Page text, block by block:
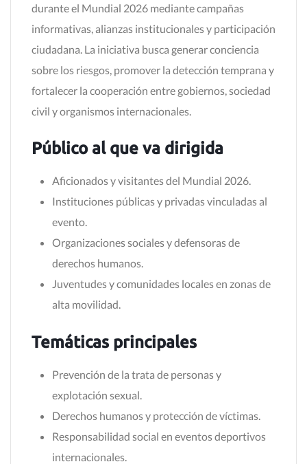
durante el Mundial 2026 mediante campañas
informativas, alianzas institucionales y participación
ciudadana. La iniciativa busca generar conciencia
sobre los riesgos, promover la detección temprana y
fortalecer la cooperación entre gobiernos, sociedad
civil y organismos internacionales.
Público al que va dirigida
Aficionados y visitantes del Mundial 2026.
Instituciones públicas y privadas vinculadas al
evento.
Organizaciones sociales y defensoras de
derechos humanos.
Juventudes y comunidades locales en zonas de
alta movilidad.
Temáticas principales
Prevención de la trata de personas y
explotación sexual.
Derechos humanos y protección de víctimas.
Responsabilidad social en eventos deportivos
internacionales.